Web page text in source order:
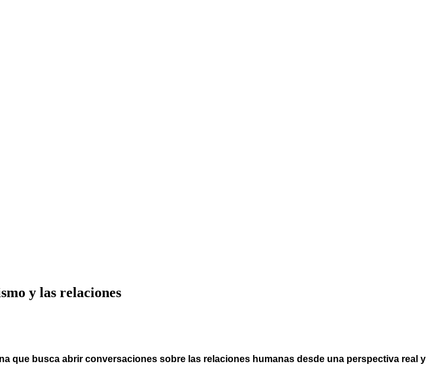
y las relaciones
que busca abrir conversaciones sobre las relaciones humanas desde una perspectiva real y